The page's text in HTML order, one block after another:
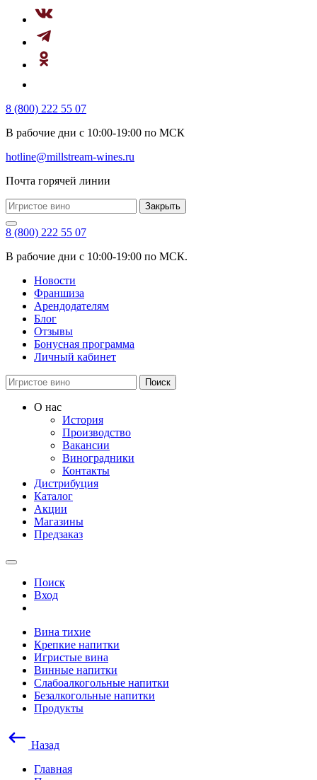
8 (800) 222 55 07
В рабочие дни с 10:00-19:00 по МСК
hotline@millstream-wines.ru
Почта горячей линии
Закрыть
8 (800) 222 55 07
В рабочие дни с 10:00-19:00 по МСК.
Новости
Франшиза
Арендодателям
Блог
Отзывы
Бонусная программа
Личный кабинет
Поиск
О нас
История
Производство
Вакансии
Виноградники
Контакты
Дистрибуция
Каталог
Акции
Магазины
Предзаказ
Поиск
Вход
Вина тихие
Крепкие напитки
Игристые вина
Винные напитки
Слабоалкогольные напитки
Безалкогольные напитки
Продукты
Назад
Главная